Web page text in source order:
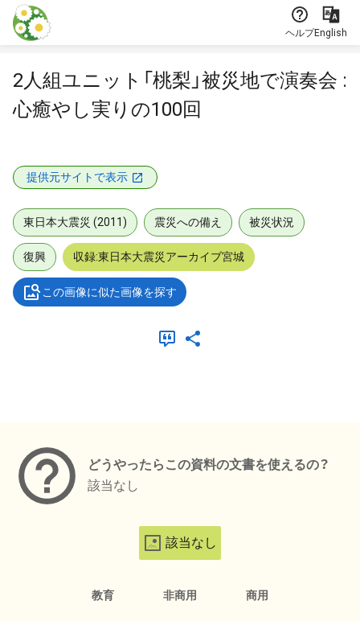
本文に飛ぶ
ヘルプEnglish
2人組ユニット「桃梨」被災地で演奏会 :
心癒やし実りの100回
提供元サイトで表示
東日本大震災 (2011) 震災への備え 被災状況
復興 収録:東日本大震災アーカイブ宮城
この画像に似た画像を探す
どうやったらこの資料の文書を使えるの？
該当なし
該当なし
教育 非商用 商用